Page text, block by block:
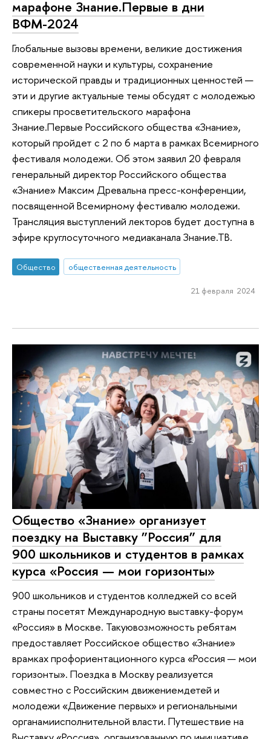
марафоне Знание.Первые в дни
ВФМ-2024
Глобальные вызовы времени, великие достижения
современной науки и культуры, сохранение
исторической правды и традиционных ценностей —
эти и другие актуальные темы обсудят с молодежью
спикеры просветительского марафона
Знание.Первые Российского общества «Знание»,
который пройдет с 2 по 6 марта в рамках Всемирного
фестиваля молодежи. Об этом заявил 20 февраля
генеральный директор Российского общества
«Знание» Максим Древальна пресс-конференции,
посвященной Всемирному фестивалю молодежи.
Трансляция выступлений лекторов будет доступна в
эфире круглосуточного медиаканала Знание.ТВ.
Общество общественная деятельность
21 февраля 2024
Общество «Знание» организует
поездку на Выставку ”Россия” для
900 школьников и студентов в рамках
курса «Россия — мои горизонты»
900 школьников и студентов колледжей со всей
страны посетят Международную выставку-форум
«Россия» в Москве. Такуювозможность ребятам
предоставляет Российское общество «Знание»
врамках профориентационного курса «Россия — мои
горизонты». Поездка в Москву реализуется
совместно с Российским движениемдетей и
молодежи «Движение первых» и региональными
органамиисполнительной власти. Путешествие на